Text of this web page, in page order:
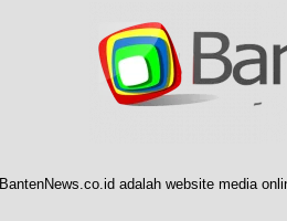
BantenNews.co.id adalah website media